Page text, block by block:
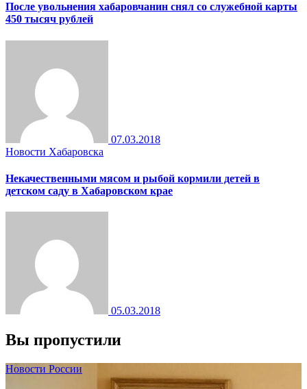
После увольнения хабаровчанин снял со служебной карты
450 тысяч рублей
07.03.2018
Новости Хабаровска
Некачественными мясом и рыбой кормили детей в
детском саду в Хабаровском крае
05.03.2018
Вы пропустили
Новости России